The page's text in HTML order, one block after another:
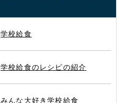
学校給食
学校給食のレシピの紹介
みんな大好き学校給食